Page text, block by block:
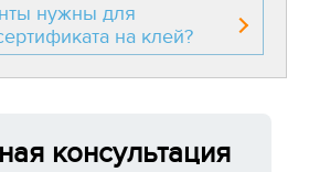
нужны для
на клей?
консультация